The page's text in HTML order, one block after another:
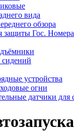
вида
обзора
защиты Гос. Номера
устройства
огни
датчики для